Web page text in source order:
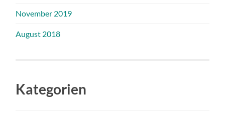
November 2019
August 2018
Kategorien